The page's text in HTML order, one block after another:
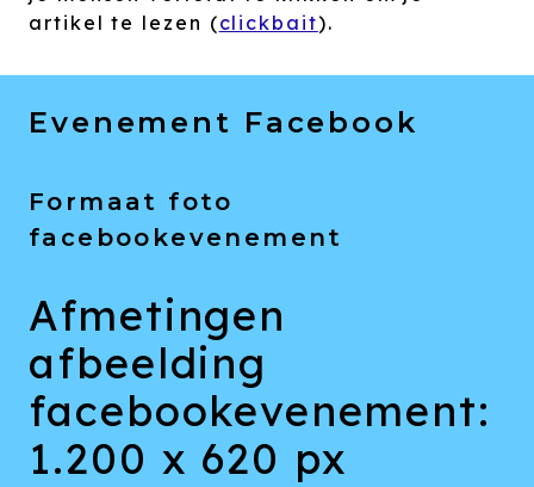
artikel te lezen (clickbait).
Evenement Facebook
Formaat foto
facebookevenement
Afmetingen
afbeelding
facebookevenement:
1.200 x 620 px